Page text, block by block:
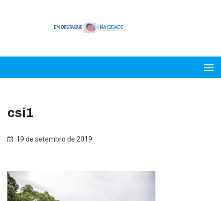
csi1
19 de setembro de 2019